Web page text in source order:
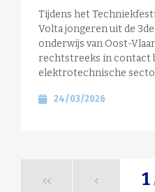
Tijdens het
Volta jongeren uit de
onderwijs van Oost-
rechtstreeks in contact
elektrotechnische
24/03/2026
1